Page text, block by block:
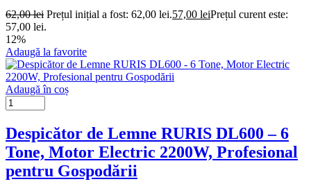
62,00lei Prețul inițial a fost: 62,00 lei.57,00 leiPrețul curent este:
57,00 lei.
12%
Adaugă la favorite
Adaugă în coș
Despicător de Lemne RURIS DL600 – 6
Tone, Motor Electric 2200W, Profesional
pentru Gospodării